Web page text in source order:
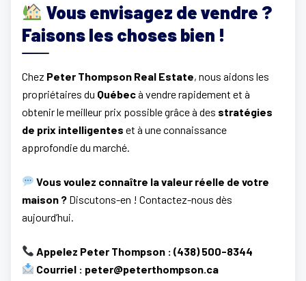
Vous envisagez de vendre ?
Faisons les choses bien !
Chez Peter Thompson Real Estate, nous aidons les
propriétaires du Québecà vendre rapidement et à
obtenir le meilleur prix possible grâce à des stratégies
de prix intelligentes et à une connaissance
approfondie du marché.
Vous voulez connaître la valeur réelle de votre
maison ? Discutons-en ! Contactez-nous dès
aujourd’hui.
Appelez Peter Thompson : (438) 500-8344
Courriel : peter@peterthompson.ca